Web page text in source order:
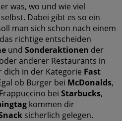
was, wo und wie viel
Dabei gibt es so ein
man sich schon nach einem
richtige entscheiden
und Sonderaktionen der
oder anderer Restaurants in
dich in der Kategorie Fast
ob Burger bei McDonalds,
bei Starbucks,
kommen dir
sicherlich gelegen.